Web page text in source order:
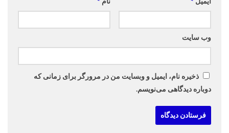
وب‌ سایت
ذخیره نام، ایمیل و وبسایت من در مرورگر برای زمانی که
دوباره دیدگاهی می‌نویسم.